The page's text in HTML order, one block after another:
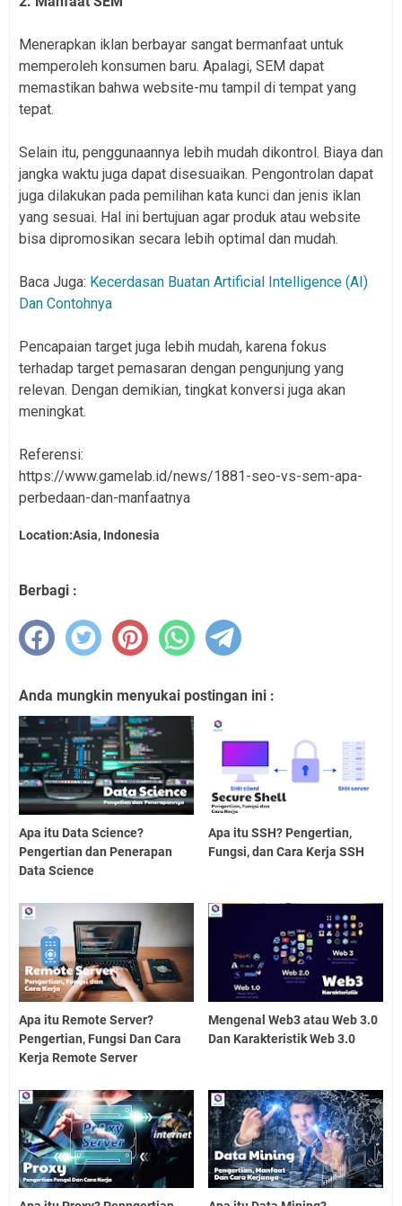
Menerapkan iklan berbayar sangat bermanfaat untuk
memperoleh konsumen baru. Apalagi, SEM dapat
memastikan bahwa website-mu tampil di tempat yang
tepat.
Selain itu, penggunaannya lebih mudah dikontrol. Biaya dan
jangka waktu juga dapat disesuaikan. Pengontrolan dapat
juga dilakukan pada pemilihan kata kunci dan jenis iklan
yang sesuai. Hal ini bertujuan agar produk atau website
bisa dipromosikan secara lebih optimal dan mudah.
Baca Juga: Kecerdasan Buatan Artificial Intelligence (AI)
Dan Contohnya
Pencapaian target juga lebih mudah, karena fokus
terhadap target pemasaran dengan pengunjung yang
relevan. Dengan demikian, tingkat konversi juga akan
meningkat.
Referensi:
https://www.gamelab.id/news/1881-seo-vs-sem-apa-
perbedaan-dan-manfaatnya
Location:Asia, Indonesia
Berbagi :
Anda mungkin menyukai postingan ini :
Apa itu Data Science?
Pengertian dan Penerapan
Data Science
Apa itu SSH? Pengertian,
Fungsi, dan Cara Kerja SSH
Apa itu Remote Server?
Pengertian, Fungsi Dan Cara
Kerja Remote Server
Mengenal Web3 atau Web 3.0
Dan Karakteristik Web 3.0